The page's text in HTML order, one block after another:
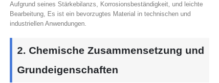
Aufgrund seines Stärkebilanzs, Korrosionsbeständigkeit, und leichte
Bearbeitung, Es ist ein bevorzugtes Material in technischen und
industriellen Anwendungen.
2. Chemische Zusammensetzung und
Grundeigenschaften